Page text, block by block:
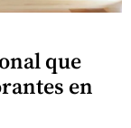
que
en